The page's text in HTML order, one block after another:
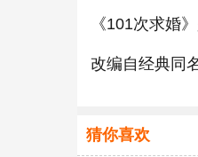
《101次求婚
改编自经典同
猜你喜欢